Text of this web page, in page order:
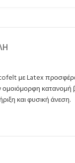
με Latex
ομοιόμορφη
και φυσική άνεση.